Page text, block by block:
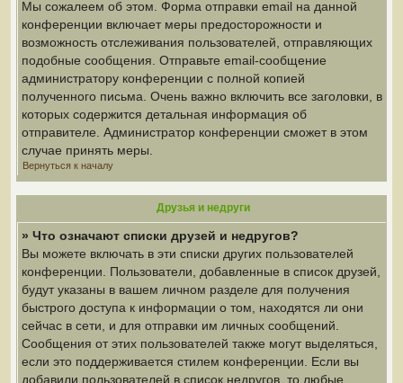
Мы сожалеем об этом. Форма отправки email на данной
конференции включает меры предосторожности и
возможность отслеживания пользователей, отправляющих
подобные сообщения. Отправьте email-сообщение
администратору конференции с полной копией
полученного письма. Очень важно включить все заголовки, в
которых содержится детальная информация об
отправителе. Администратор конференции сможет в этом
случае принять меры.
Вернуться к началу
Друзья и недруги
» Что означают списки друзей и недругов?
Вы можете включать в эти списки других пользователей
конференции. Пользователи, добавленные в список друзей,
будут указаны в вашем личном разделе для получения
быстрого доступа к информации о том, находятся ли они
сейчас в сети, и для отправки им личных сообщений.
Сообщения от этих пользователей также могут выделяться,
если это поддерживается стилем конференции. Если вы
добавили пользователей в список недругов, то любые